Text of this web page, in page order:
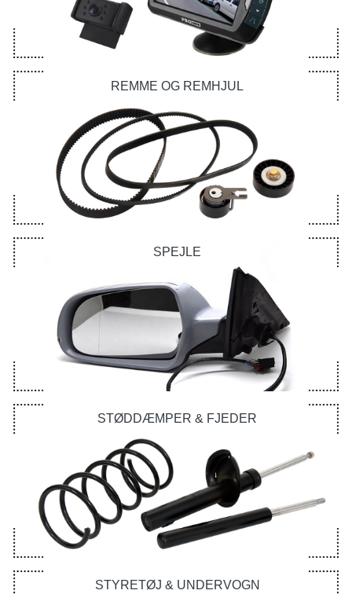
REMME OG REMHJUL
SPEJLE
STØDDÆMPER & FJEDER
STYRETØJ & UNDERVOGN